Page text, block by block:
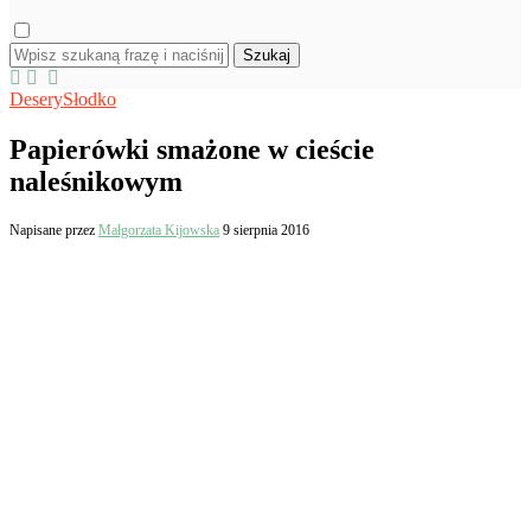
Szukaj
DeserySłodko
Papierówki smażone w cieście
naleśnikowym
Napisane przez Małgorzata Kijowska 9 sierpnia 2016